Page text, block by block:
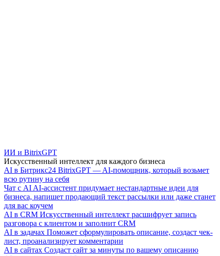
ИИ и BitrixGPT
Искусственный интеллект для каждого бизнеса
AI в Битрикс24 BitrixGPT — AI-помощник, который возьмет
всю рутину на себя
Чат с AI AI-ассистент придумает нестандартные идеи для
бизнеса, напишет продающий текст рассылки или даже станет
для вас коучем
AI в CRM Искусственный интеллект расшифрует запись
разговора с клиентом и заполнит CRM
AI в задачах Поможет сформулировать описание, создаст чек-
лист, проанализирует комментарии
AI в сайтах Создаст сайт за минуты по вашему описанию